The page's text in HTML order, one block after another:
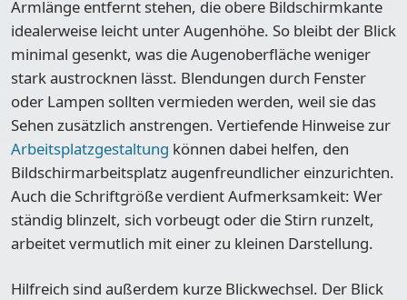
Armlänge entfernt stehen, die obere Bildschirmkante
idealerweise leicht unter Augenhöhe. So bleibt der Blick
minimal gesenkt, was die Augenoberfläche weniger
stark austrocknen lässt. Blendungen durch Fenster
oder Lampen sollten vermieden werden, weil sie das
Sehen zusätzlich anstrengen. Vertiefende Hinweise zur
Arbeitsplatzgestaltung können dabei helfen, den
Bildschirmarbeitsplatz augenfreundlicher einzurichten.
Auch die Schriftgröße verdient Aufmerksamkeit: Wer
ständig blinzelt, sich vorbeugt oder die Stirn runzelt,
arbeitet vermutlich mit einer zu kleinen Darstellung.
Hilfreich sind außerdem kurze Blickwechsel. Der Blick